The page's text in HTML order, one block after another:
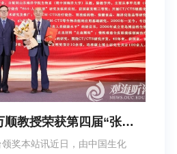
工队伍中的骨干力量，是学
广大离退休党员以优秀党员
教授荣获第四届“张天
成就奖
奖本站讯近日，由中国生化